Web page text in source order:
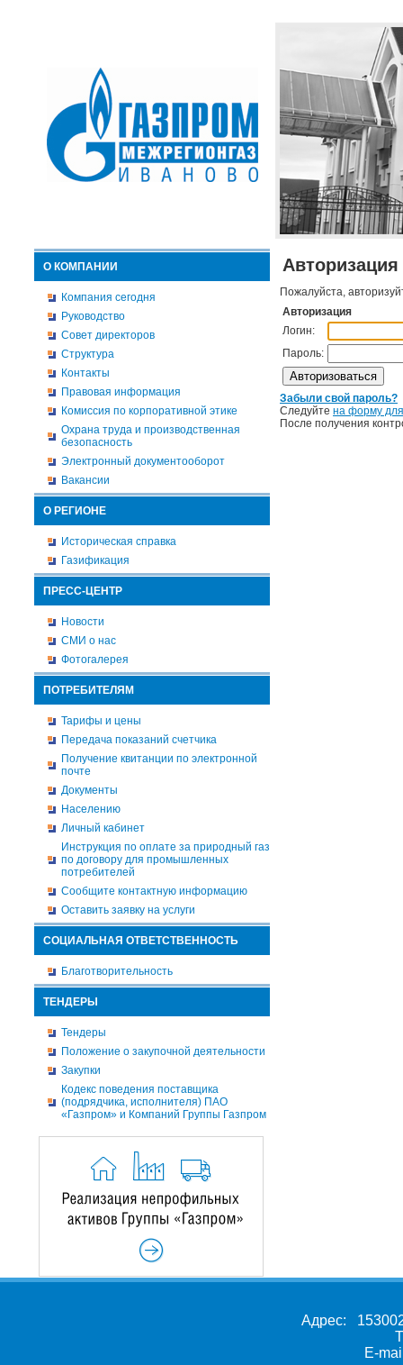
О КОМПАНИИ
Компания сегодня
Руководство
Совет директоров
Структура
Контакты
Правовая информация
Комиссия по корпоративной этике
Охрана труда и производственная
безопасность
Электронный документооборот
Вакансии
О РЕГИОНЕ
Историческая справка
Газификация
ПРЕСС-ЦЕНТР
Новости
СМИ о нас
Фотогалерея
ПОТРЕБИТЕЛЯМ
Тарифы и цены
Передача показаний счетчика
Получение квитанции по электронной
почте
Документы
Населению
Личный кабинет
Инструкция по оплате за природный газ
по договору для промышленных
потребителей
Сообщите контактную информацию
Оставить заявку на услуги
СОЦИАЛЬНАЯ ОТВЕТСТВЕННОСТЬ
Благотворительность
ТЕНДЕРЫ
Тендеры
Положение о закупочной деятельности
Закупки
Кодекс поведения поставщика
(подрядчика, исполнителя) ПАО
«Газпром» и Компаний Группы Газпром
Авторизация
Пожалуйста,
Авторизация
Логин:
Пароль:
Забыли свой пароль?
Следуйте на форму
После получения
Адрес:
E-